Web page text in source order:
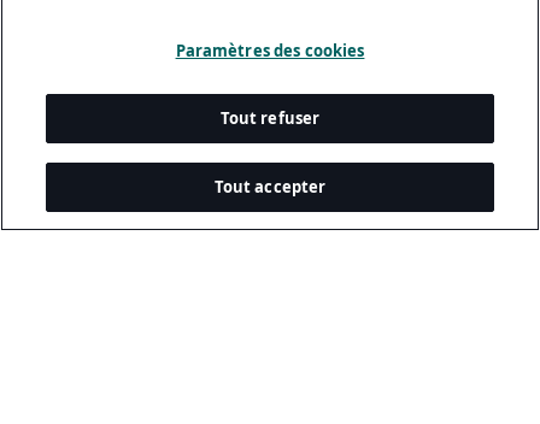
Paramètres des cookies
Tout refuser
Tout accepter